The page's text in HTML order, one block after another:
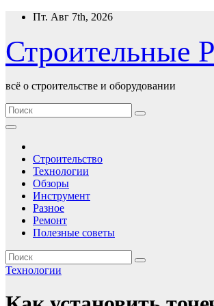
Перейти
содержимому
Пт. Авг 7th, 2026
Строительные
всё о строительстве и оборудовании
Строительство
Технологии
Обзоры
Инструмент
Разное
Ремонт
Полезные советы
Технологии